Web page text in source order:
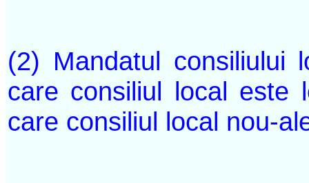
(2) Mandatul
care consiliul local este
care consiliul local nou-